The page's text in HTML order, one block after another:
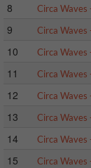
8 Circa Waves
9 Circa Waves
10 Circa Waves
11 Circa Waves
12 Circa Waves
13 Circa Waves
14 Circa
15 Circa Waves